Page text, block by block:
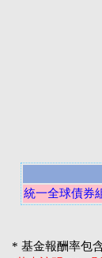
統一全球債券
* 基金報酬率包